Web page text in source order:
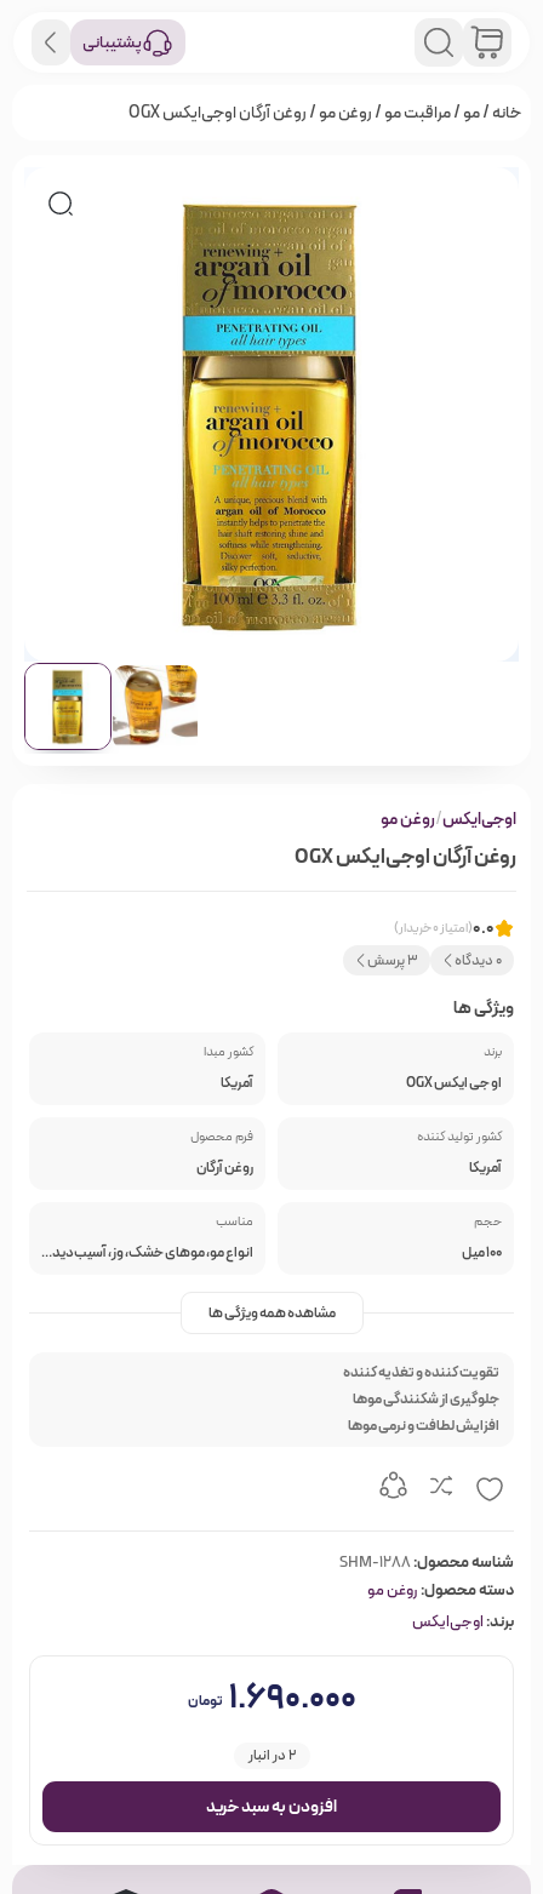
پشتیبانی
خانه/مو/مراقبت مو/روغن مو/ روغن آرگان او‌جی‌ایکس OGX
او‌جی‌ایکس/روغن مو
روغن آرگان او‌جی‌ایکس OGX
0.0(امتیاز 0 خریدار)
0 دیدگاه 3 پرسش
ویژگی ها
برند
او جی ایکس OGX
کشور مبدا
آمریکا
کشور تولید کننده
آمریکا
فرم محصول
روغن آرگان
حجم
100 میل
مناسب
انواع مو، موهای خشک، وز، آسیب‌دیده و شکننده
مشاهده همه ویژگی ها
تقویت کننده و تغذیه کننده
جلوگیری از شکنندگی موها
افزایش لطافت و نرمی موها
شناسه محصول:SHM-1288
دسته محصول:روغن مو
برند:او‌جی‌ایکس
۱.۶۹۰.۰۰۰ تومان
2 در انبار
افزودن به سبد خرید